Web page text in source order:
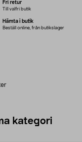
Fri retur
Till valfri butik
Hämta i butik
Beställ online, från butikslager
kategori